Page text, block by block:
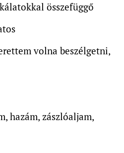
összefüggő
volna beszélgetni,
hazám, zászlóaljam,